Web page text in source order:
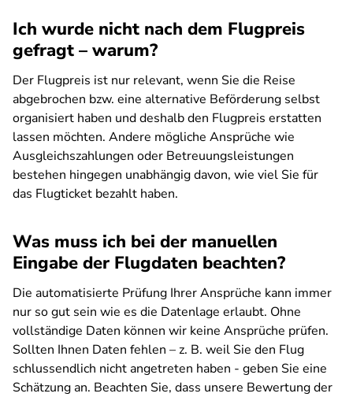
Ich wurde nicht nach dem Flugpreis
gefragt – warum?
Der Flugpreis ist nur relevant, wenn Sie die Reise
abgebrochen bzw. eine alternative Beförderung selbst
organisiert haben und deshalb den Flugpreis erstatten
lassen möchten. Andere mögliche Ansprüche wie
Ausgleichszahlungen oder Betreuungsleistungen
bestehen hingegen unabhängig davon, wie viel Sie für
das Flugticket bezahlt haben.
Was muss ich bei der manuellen
Eingabe der Flugdaten beachten?
Die automatisierte Prüfung Ihrer Ansprüche kann immer
nur so gut sein wie es die Datenlage erlaubt. Ohne
vollständige Daten können wir keine Ansprüche prüfen.
Sollten Ihnen Daten fehlen – z. B. weil Sie den Flug
schlussendlich nicht angetreten haben - geben Sie eine
Schätzung an. Beachten Sie, dass unsere Bewertung der